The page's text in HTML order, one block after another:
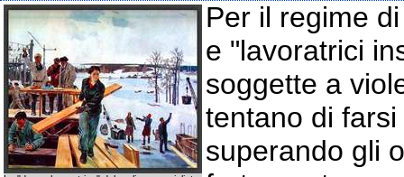
Per il regime
e "lavoratrici
soggette a
tentano di
superando gli